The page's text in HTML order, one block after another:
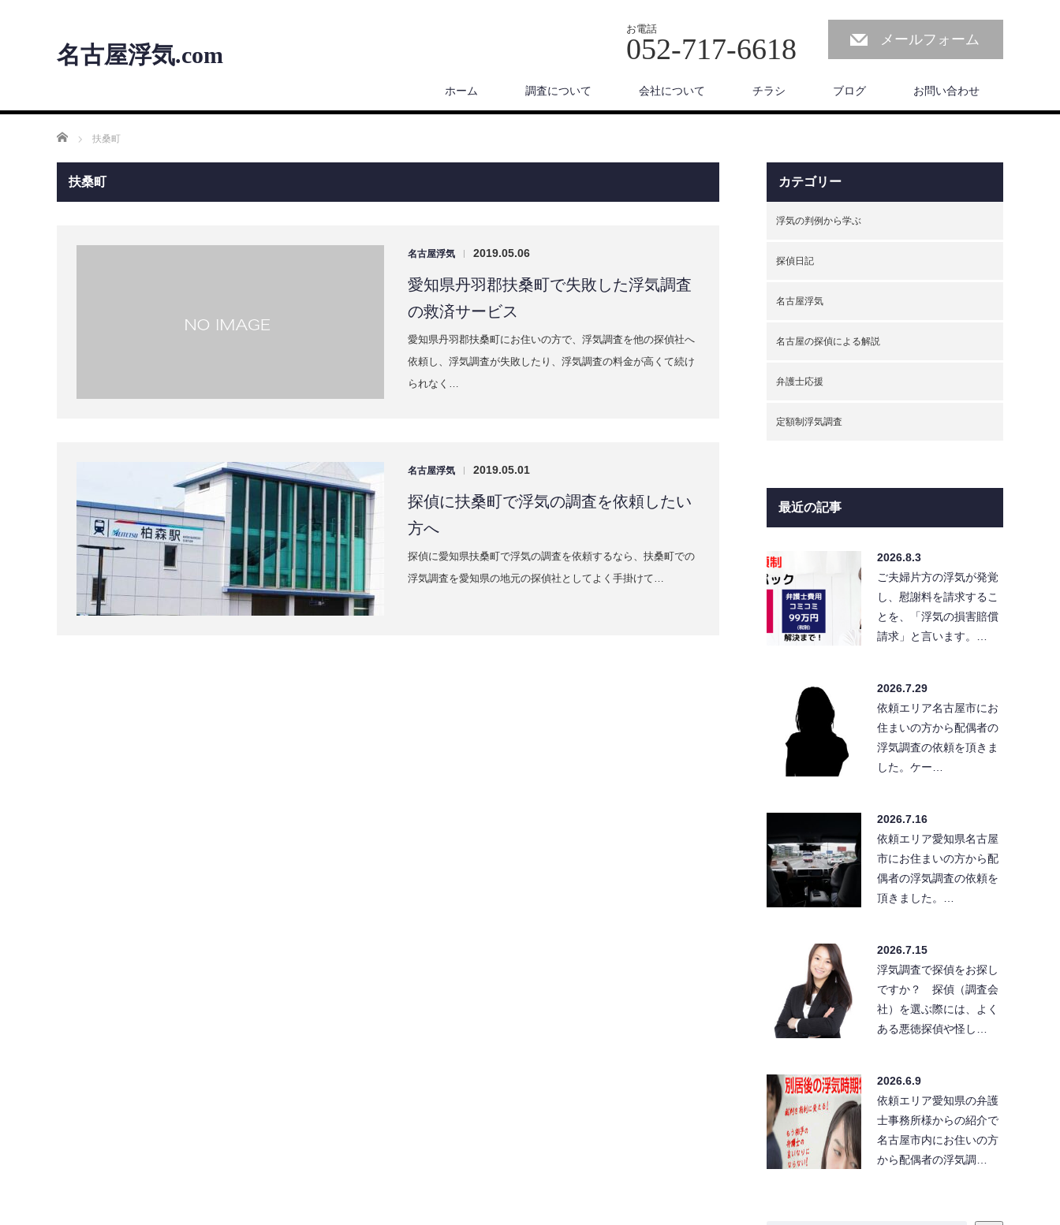
名古屋浮気.com
お電話
052-717-6618 メールフォーム
ホーム 調査について 会社について チラシ ブログ お問い合わせ
ホーム 扶桑町
扶桑町
名古屋浮気 | 2019.05.06
愛知県丹羽郡扶桑町で失敗した浮気調査
の救済サービス
愛知県丹羽郡扶桑町にお住いの方で、浮気調査を他の探偵社へ
依頼し、浮気調査が失敗したり、浮気調査の料金が高くて続け
られなく…
名古屋浮気 | 2019.05.01
探偵に扶桑町で浮気の調査を依頼したい
方へ
探偵に愛知県扶桑町で浮気の調査を依頼するなら、扶桑町での
浮気調査を愛知県の地元の探偵社としてよく手掛けて…
カテゴリー
浮気の判例から学ぶ
探偵日記
名古屋浮気
名古屋の探偵による解説
弁護士応援
定額制浮気調査
最近の記事
2026.8.3
ご夫婦片方の浮気が発覚
し、慰謝料を請求するこ
とを、「浮気の損害賠償
請求」と言います。…
2026.7.29
依頼エリア名古屋市にお
住まいの方から配偶者の
浮気調査の依頼を頂きま
した。ケー…
2026.7.16
依頼エリア愛知県名古屋
市にお住まいの方から配
偶者の浮気調査の依頼を
頂きました。…
2026.7.15
浮気調査で探偵をお探し
ですか？ 探偵（調査会
社）を選ぶ際には、よく
ある悪徳探偵や怪し…
2026.6.9
依頼エリア愛知県の弁護
士事務所様からの紹介で
名古屋市内にお住いの方
から配偶者の浮気調…